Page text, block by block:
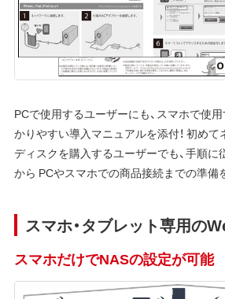
PCで使用するユーザーにも、スマホで使
かりやすい導入マニュアルを添付！ 初め
ディスクを購入するユーザーでも、手順
から PCやスマホでの商品接続までの準備
スマホ・タブレット専用の
スマホだけでNASの設定が可能